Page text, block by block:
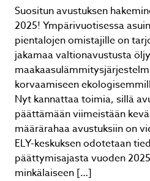
Suositun avustuksen
2025! Ympärivuotisessa
pientalojen omistajille on
jakamaa valtionavustusta
korvaamiseen
Nyt kannattaa toimia, sillä
päättämään viimeistään
määrärahaa avustuksiin on
ELY-keskuksen odotetaan
päättymisajasta vuoden
minkälaiseen […]